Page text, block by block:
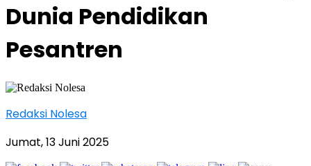
Dunia Pendidikan
Pesantren
Redaksi Nolesa
Jumat, 13 Juni 2025